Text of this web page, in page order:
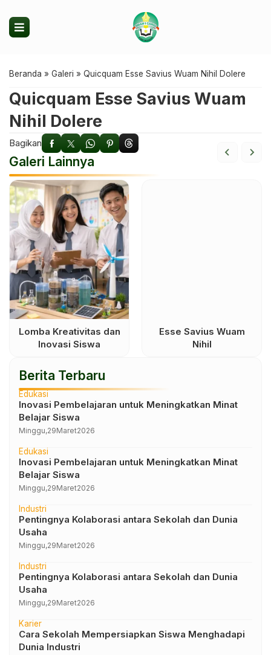
Beranda » Galeri » Quicquam Esse Savius Wuam Nihil Dolere
Quicquam Esse Savius Wuam
Nihil Dolere
Bagikan
Galeri Lainnya
Lomba Kreativitas dan
Inovasi Siswa
Esse Savius Wuam
Nihil
Berita Terbaru
Edukasi
Inovasi Pembelajaran untuk Meningkatkan Minat
Belajar Siswa
Minggu,29Maret2026
Edukasi
Inovasi Pembelajaran untuk Meningkatkan Minat
Belajar Siswa
Minggu,29Maret2026
Industri
Pentingnya Kolaborasi antara Sekolah dan Dunia
Usaha
Minggu,29Maret2026
Industri
Pentingnya Kolaborasi antara Sekolah dan Dunia
Usaha
Minggu,29Maret2026
Karier
Cara Sekolah Mempersiapkan Siswa Menghadapi
Dunia Industri